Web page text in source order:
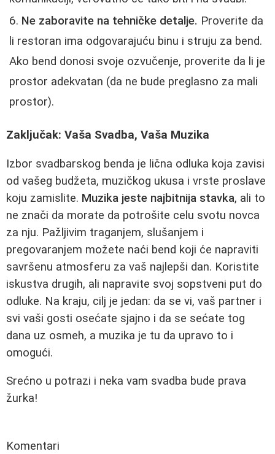
Ne zaboravite na tehničke detalje. Proverite da
li restoran ima odgovarajuću binu i struju za bend.
Ako bend donosi svoje ozvučenje, proverite da li je
prostor adekvatan (da ne bude preglasno za mali
prostor).
Zaključak: Vaša Svadba, Vaša Muzika
Izbor svadbarskog benda je lična odluka koja zavisi
od vašeg budžeta, muzičkog ukusa i vrste proslave
koju zamislite. Muzika jeste najbitnija stavka, ali to
ne znači da morate da potrošite celu svotu novca
za nju. Pažljivim traganjem, slušanjem i
pregovaranjem možete naći bend koji će napraviti
savršenu atmosferu za vaš najlepši dan. Koristite
iskustva drugih, ali napravite svoj sopstveni put do
odluke. Na kraju, cilj je jedan: da se vi, vaš partner i
svi vaši gosti osećate sjajno i da se sećate tog
dana uz osmeh, a muzika je tu da upravo to i
omogući.
Srećno u potrazi i neka vam svadba bude prava
žurka!
Komentari